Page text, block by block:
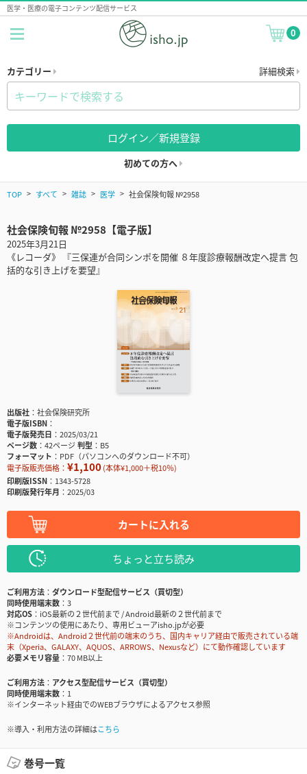
医学・医療の電子コンテンツ配信サービス
0
カテゴリー 詳細検索
ログイン／新規登録
初めての方へ
TOP すべて 雑誌 医学 社会保険旬報 №2958
社会保険旬報 №2958【電子版】
2025年3月21日
《レコーダ》 『三保連が合同シンポを開催 ８年度診療報酬改定へ提言 包
括的な引き上げを要望』
出版社
社会保険研究所
電子版ISBN
電子版発売日
2025/03/21
ページ数
42ページ判型
B5
フォーマット
PDF（パソコンへのダウンロード不可）
電子版販売価格： ¥1,100(本体¥1,000＋税10％)
印刷版ISSN
1343-5728
印刷版発行年月
2025/03
カートに入れる
ちょっと立ち読み
ご利用方法
ダウンロード型配信サービス（買切型）
同時使用端末数
3
対応OS
iOS最新の２世代前まで / Android最新の２世代前まで
※コンテンツの使用にあたり、専用ビューアisho.jpが必要
※Androidは、Android２世代前の端末のうち、国内キャリア経由で販売されている端
末（Xperia、GALAXY、AQUOS、ARROWS、Nexusなど）にて動作確認しています
必要メモリ容量
70 MB以上
ご利用方法
アクセス型配信サービス（買切型）
同時使用端末数
1
※インターネット経由でのWEBブラウザによるアクセス参照
※導入・利用方法の詳細はこちら
巻号一覧